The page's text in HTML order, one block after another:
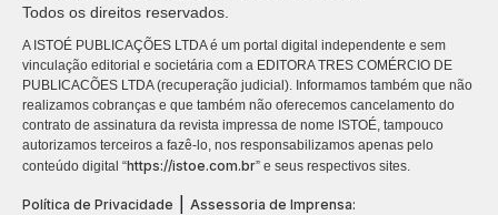
Todos os direitos reservados.
A ISTOÉ PUBLICAÇÕES LTDA é um portal digital independente e sem
vinculação editorial e societária com a EDITORA TRES COMÉRCIO DE
PUBLICACÕES LTDA (recuperação judicial). Informamos também que não
realizamos cobranças e que também não oferecemos cancelamento do
contrato de assinatura da revista impressa de nome ISTOÉ, tampouco
autorizamos terceiros a fazê-lo, nos responsabilizamos apenas pelo
conteúdo digital “https://istoe.com.br” e seus respectivos sites.
Política de Privacidade
Assessoria de Imprensa: